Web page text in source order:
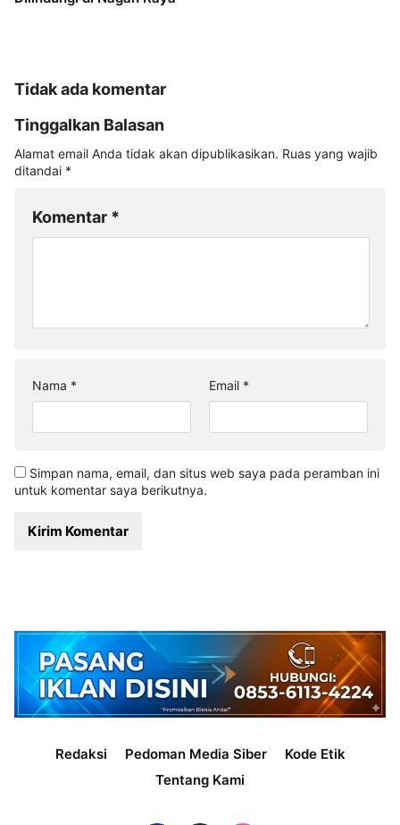
Tidak ada komentar
Tinggalkan Balasan
Alamat email Anda tidak akan dipublikasikan. Ruas yang wajib
ditandai *
Komentar *
Nama * Email *
Simpan nama, email, dan situs web saya pada peramban ini
untuk komentar saya berikutnya.
Redaksi Pedoman Media Siber
Kode Etik
Tentang Kami